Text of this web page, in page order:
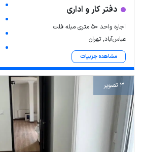
دفتر کار و اداری
اجاره واحد ۵۰ متری مبله فلت
عباس‌آباد, تهران
مشاهده جزییات
3 تصویر